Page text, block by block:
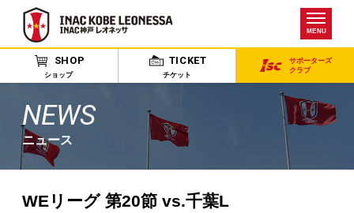
MENU
SHOP
ショップ
TICKET
チケット
サポーターズ
クラブ
NEWS
ニュース
WEリーグ 第20節 vs.千葉L